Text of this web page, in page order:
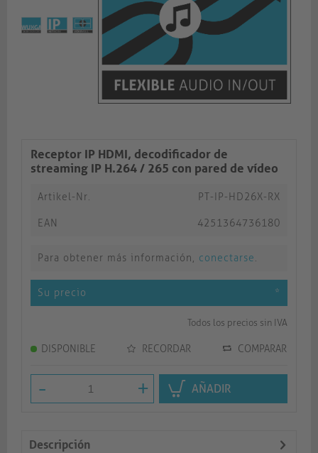
Receptor IP HDMI, decodificador de
streaming IP H.264 / 265 con pared de vídeo
Artikel-Nr. PT-IP-HD26X-RX
EAN 4251364736180
Para obtener más información, conectarse.
Su precio *
Todos los precios sin IVA
DISPONIBLE RECORDAR COMPARAR
- + AÑADIR
Descripción